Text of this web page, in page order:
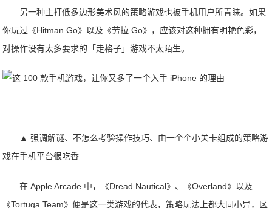
另一种主打低多边形美术风的策略游戏也被手机用户所青睐。如果
你玩过《Hitman Go》以及《劳拉 Go》，应该对这种拥有明艳色彩，
对操作没有太多要求的「走格子」游戏不太陌生。
▲ 强调解谜、不怎么考验操作技巧、由一个个小关卡组成的策略游
戏在手机平台很吃香
在 Apple Arcade 中，《Dread Nautical》、《Overland》以及
《Tortuga Team》便是这一类游戏的代表，策略玩法上都大同小异，区